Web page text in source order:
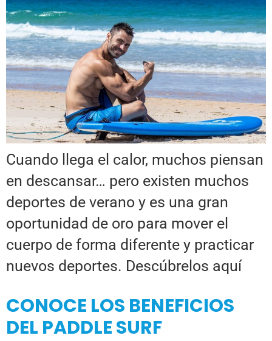
Cuando llega el calor, muchos piensan
en descansar… pero existen muchos
deportes de verano y es una gran
oportunidad de oro para mover el
cuerpo de forma diferente y practicar
nuevos deportes. Descúbrelos aquí
CONOCE LOS BENEFICIOS
DEL PADDLE SURF